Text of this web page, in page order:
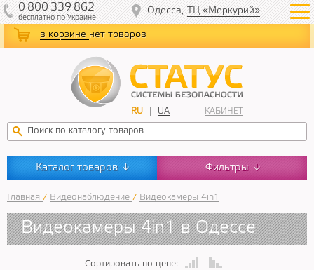
в корзине нет товаров
RU UA КАБИНЕТ
0 800 339 862
бесплатнопо Украине
Одесса, ТЦ «Меркурий»
Каталог товаров ↓ Фильтры ↓
Главная / Видеонаблюдение / Видеокамеры 4in1
Видеокамеры 4in1 в Одессе
Сортировать по цене: